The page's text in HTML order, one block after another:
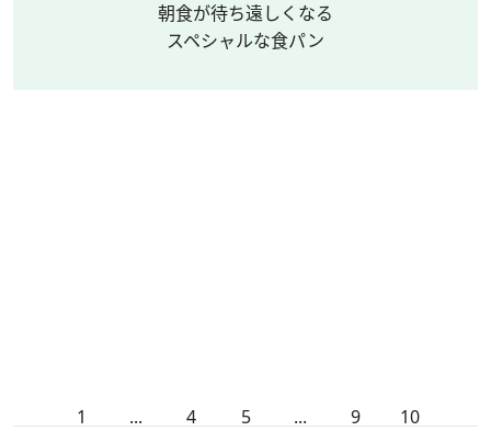
朝食が待ち遠しくなる
スペシャルな食パン
1 ... 4 5 ... 9 10